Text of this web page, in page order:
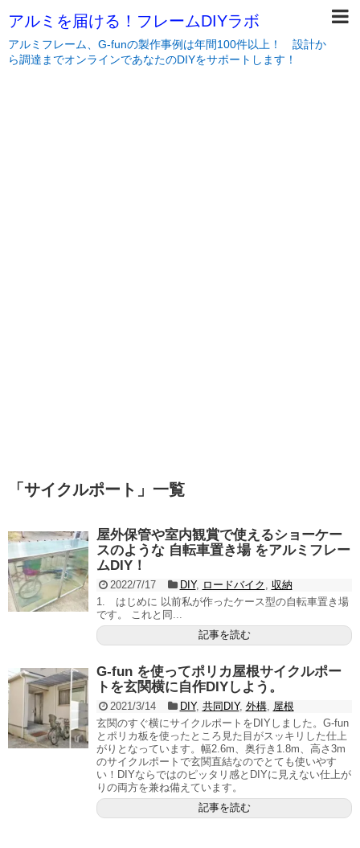
アルミを届ける！フレームDIYラボ
アルミフレーム、G-funの製作事例は年間100件以上！ 設計か
ら調達までオンラインであなたのDIYをサポートします！
「 サイクルポート 」 一覧
屋外保管や室内観賞で使えるショーケー
スのような 自転車置き場 をアルミフレー
ムDIY！
2022/7/17 DIY, ロードバイク
収納
1. はじめに 以前私が作ったケース型の自転車置き場
です。 これと同...
記事を読む
G-fun を使ってポリカ屋根サイクルポー
トを玄関横に自作DIYしよう。
2021/3/14 DIY, 共同DIY, 外構, 屋根
玄関のすぐ横にサイクルポートをDIYしました。G-fun
とポリカ板を使ったところ見た目がスッキリした仕上
がりとなっています。幅2.6m、奥行き1.8m、高さ3m
のサイクルポートで玄関直結なのでとても使いやす
い！DIYならではのピッタリ感とDIYに見えない仕上が
りの両方を兼ね備えています。
記事を読む